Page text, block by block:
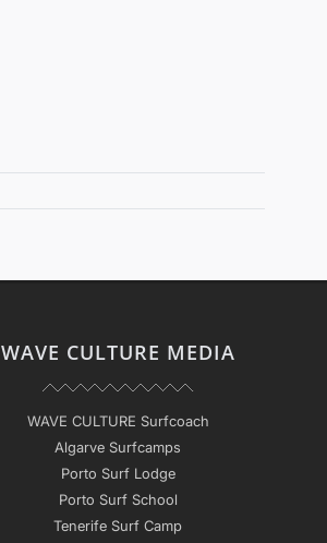
WAVE CULTURE MEDIA
WAVE CULTURE Surfcoach
Algarve Surfcamps
Porto Surf Lodge
Porto Surf School
Tenerife Surf Camp